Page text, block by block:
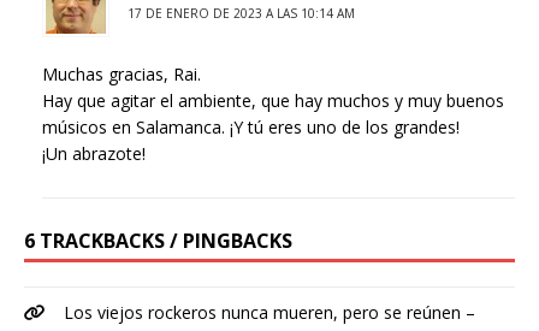
17 DE ENERO DE 2023 A LAS 10:14 AM
Muchas gracias, Rai.
Hay que agitar el ambiente, que hay muchos y muy buenos
músicos en Salamanca. ¡Y tú eres uno de los grandes!
¡Un abrazote!
6 TRACKBACKS / PINGBACKS
Los viejos rockeros nunca mueren, pero se reúnen –